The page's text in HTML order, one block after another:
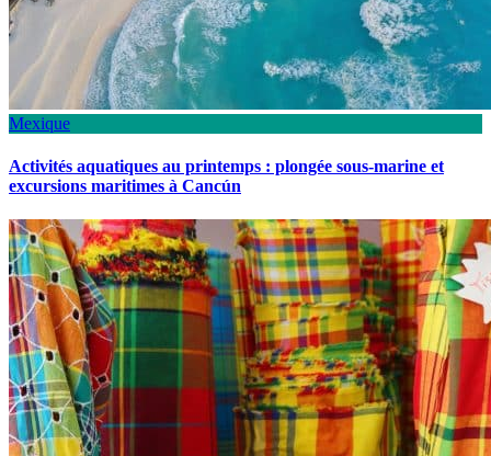
Mexique
Activités aquatiques au printemps : plongée sous-marine et
excursions maritimes à Cancún